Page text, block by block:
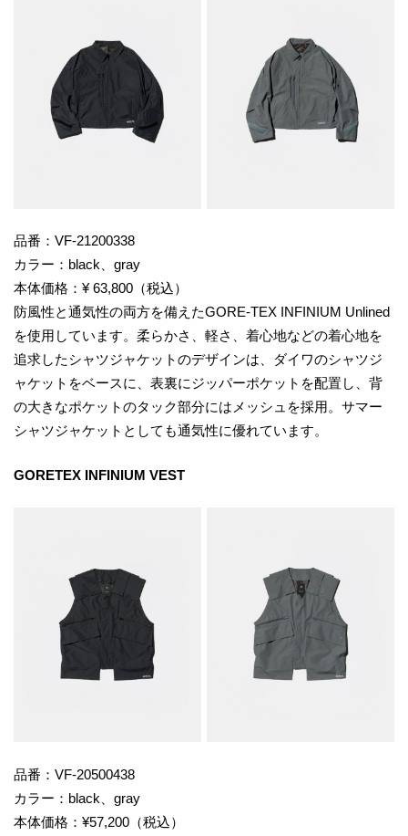
品番：VF-21200338
カラー：black、gray
本体価格：¥ 63,800（税込）
防風性と通気性の両方を備えたGORE-TEX INFINIUM Unlined
を使用しています。柔らかさ、軽さ、着心地などの着心地を
追求したシャツジャケットのデザインは、ダイワのシャツジ
ャケットをベースに、表裏にジッパーポケットを配置し、背
の大きなポケットのタック部分にはメッシュを採用。サマー
シャツジャケットとしても通気性に優れています。
GORETEX INFINIUM VEST
品番：VF-20500438
カラー：black、gray
本体価格：¥57,200（税込）